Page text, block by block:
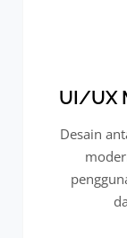
UI/UX
Desain